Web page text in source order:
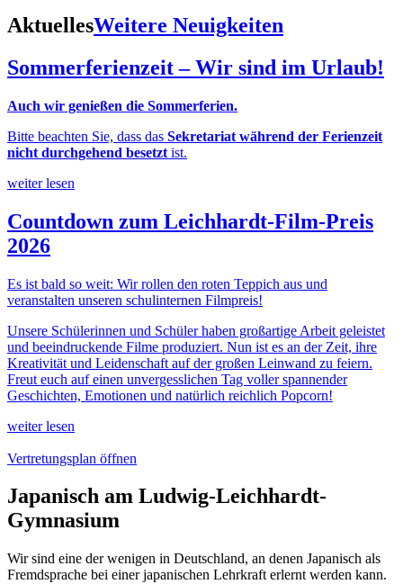
AktuellesWeitere Neuigkeiten
Sommerferienzeit – Wir sind im Urlaub!
Auch wir genießen die Sommerferien.
Bitte beachten Sie, dass das Sekretariat während der Ferienzeit
nicht durchgehend besetzt ist.
weiter lesen
Countdown zum Leichhardt-Film-Preis
2026
Es ist bald so weit: Wir rollen den roten Teppich aus und
veranstalten unseren schulinternen Filmpreis!
Unsere Schülerinnen und Schüler haben großartige Arbeit geleistet
und beeindruckende Filme produziert. Nun ist es an der Zeit, ihre
Kreativität und Leidenschaft auf der großen Leinwand zu feiern.
Freut euch auf einen unvergesslichen Tag voller spannender
Geschichten, Emotionen und natürlich reichlich Popcorn!
weiter lesen
Vertretungsplan öffnen
Japanisch am Ludwig-Leichhardt-
Gymnasium
Wir sind eine der wenigen in Deutschland, an denen Japanisch als
Fremdsprache bei einer japanischen Lehrkraft erlernt werden kann.